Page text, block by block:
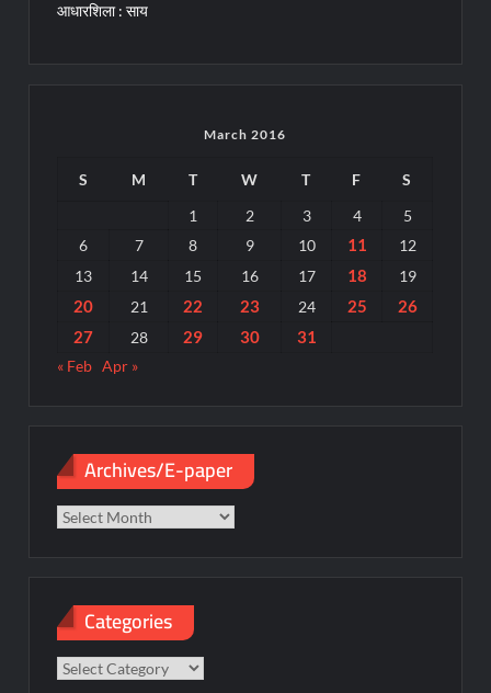
आधारशिला : साय
March 2016
S M T W T F
S
1
2 3 4
5
6
7 8 9 10 11
12
13
14 15 16 17 18 19
20 21 22 23 24 25
26
27
28 29 30 31
« Feb Apr »
Archives/E-paper
Categories
Categories